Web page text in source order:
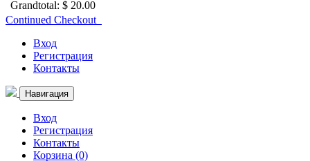
Grandtotal: $ 20.00
Continued Checkout
Вход
Регистрация
Контакты
Навигация
Вход
Регистрация
Контакты
Корзина (0)